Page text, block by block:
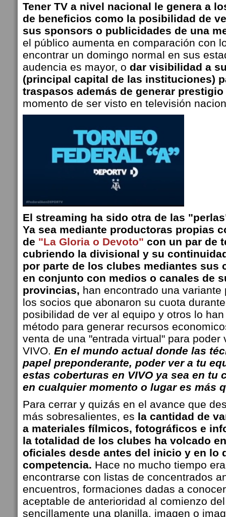
Tener TV a nivel nacional le genera a
de beneficios como la posibilidad de
sus sponsors o publicidades de una
el público aumenta en comparación con
encontrar un domingo normal en sus
audencia es mayor, o dar visibilidad a
(principal capital de las instituciones)
traspasos además de generar
momento de ser visto en televisión
El streaming ha sido otra de las
Ya sea mediante productoras propias
de "La Gloria o Devoto" con un par de
cubriendo la divisional y su
por parte de los clubes mediantes sus
en conjunto con medios o canales de
provincias, han encontrado una variante
los socios que abonaron su cuota
posibilidad de ver al equipo y otros lo
método para generar recursos
venta de una "entrada virtual" para poder
VIVO. En el mundo actual donde las
papel preponderante, poder ver a tu
estas coberturas en VIVO ya sea en tu
en cualquier momento o lugar es más
Para cerrar y quizás en el avance que
más sobresalientes, es la cantidad de
a materiales fílmicos, fotográficos e
la totalidad de los clubes ha volcado
oficiales desde antes del inicio y en lo
competencia. Hace no mucho tiempo
encontrarse con listas de concentrados
encuentros, formaciones dadas a
aceptable de anterioridad al comienzo
sencillamente una planilla, imagen o